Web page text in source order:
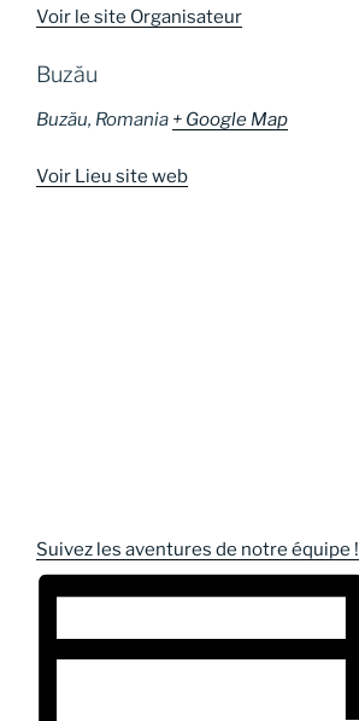
Voir le site Organisateur
Buzău
Buzău, Romania + Google Map
Voir Lieu site web
Suivez les aventures de notre équipe !